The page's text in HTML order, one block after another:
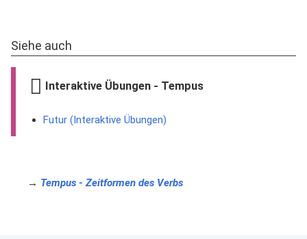
Siehe auch
Interaktive Übungen - Tempus
Futur (Interaktive Übungen)
→ Tempus - Zeitformen des Verbs